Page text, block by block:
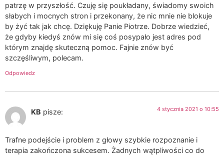
patrzę w przyszłość. Czuję się poukładany, świadomy swoich
słabych i mocnych stron i przekonany, że nic mnie nie blokuje
by żyć tak jak chcę. Dziękuję Panie Piotrze. Dobrze wiedzieć,
że gdyby kiedyś znów mi się coś posypało jest adres pod
którym znajdę skuteczną pomoc. Fajnie znów być
szczęśliwym, polecam.
Odpowiedz
KB pisze: 4 stycznia 2021 o 10:55
Trafne podejście i problem z głowy szybkie rozpoznanie i
terapia zakończona sukcesem. Żadnych wątpliwości co do